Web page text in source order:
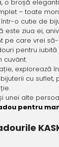
o broșă
– toate
o cutie de
este ziua ei,
pe care vrei
pentru iubită
cuvânt.
explorează
cu suflet,
unei alte
pentru